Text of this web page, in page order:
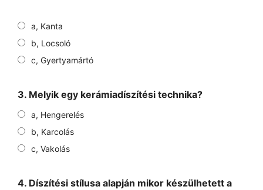
a, Kanta
b, Locsoló
c, Gyertyamártó
3. Melyik egy kerámiadíszítési technika?
a, Hengerelés
b, Karcolás
c, Vakolás
4. Díszítési stílusa alapján mikor készülhetett a